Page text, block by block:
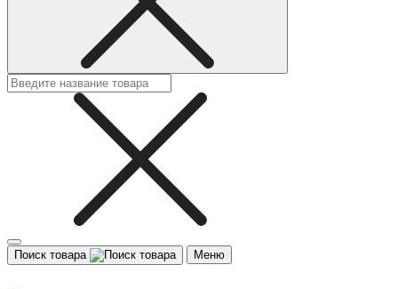
Поиск товара Меню